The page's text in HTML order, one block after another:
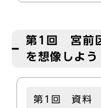
第1回 宮前
を想像しよう
第1回 資料